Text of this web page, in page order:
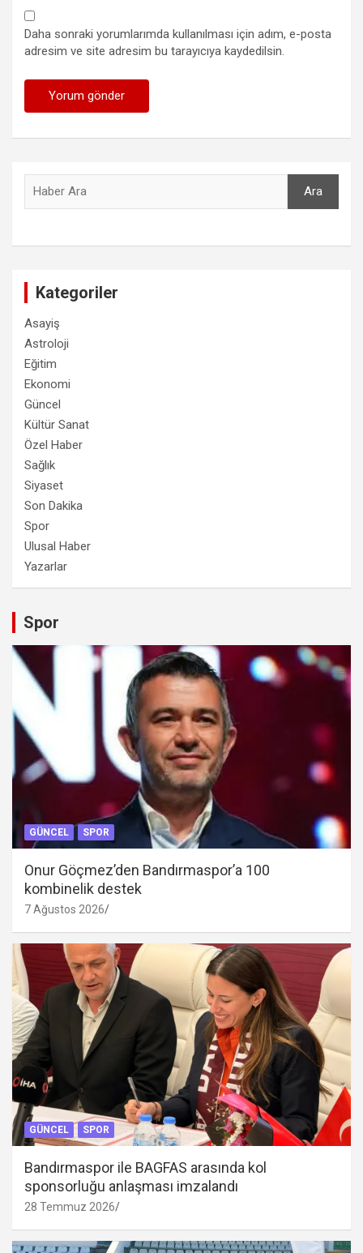
Daha sonraki yorumlarımda kullanılması için adım, e-posta
adresim ve site adresim bu tarayıcıya kaydedilsin.
Ara
Kategoriler
Asayiş
Astroloji
Eğitim
Ekonomi
Güncel
Kültür Sanat
Özel Haber
Sağlık
Siyaset
Son Dakika
Spor
Ulusal Haber
Yazarlar
Spor
GÜNCEL SPOR
Onur Göçmez’den Bandırmaspor’a 100
kombinelik destek
7 Ağustos 2026
GÜNCEL SPOR
Bandırmaspor ile BAGFAS arasında kol
sponsorluğu anlaşması imzalandı
28 Temmuz 2026